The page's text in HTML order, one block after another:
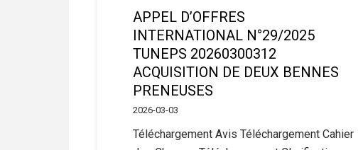
APPEL D’OFFRES
INTERNATIONAL N°29/2025
TUNEPS 20260300312
ACQUISITION DE DEUX BENNES
PRENEUSES
2026-03-03
Téléchargement Avis Téléchargement Cahier